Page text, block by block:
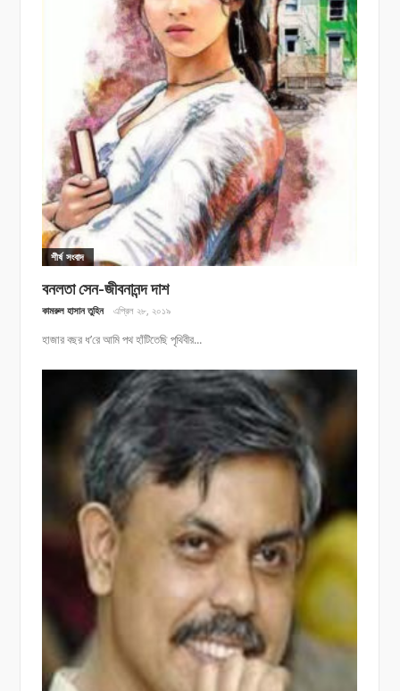
শীর্ষ সংবাদ
বনলতা সেন-জীবনানন্দ দাশ
কামরুল হাসান তুহিন এপ্রিল ২৮, ২০১৯
হাজার বছর ধ’রে আমি পথ হাঁটিতেছি পৃথিবীর...